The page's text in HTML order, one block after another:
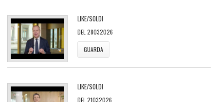
LIKE/SOLDI
DEL 28032026
GUARDA
LIKE/SOLDI
DEL 21032026